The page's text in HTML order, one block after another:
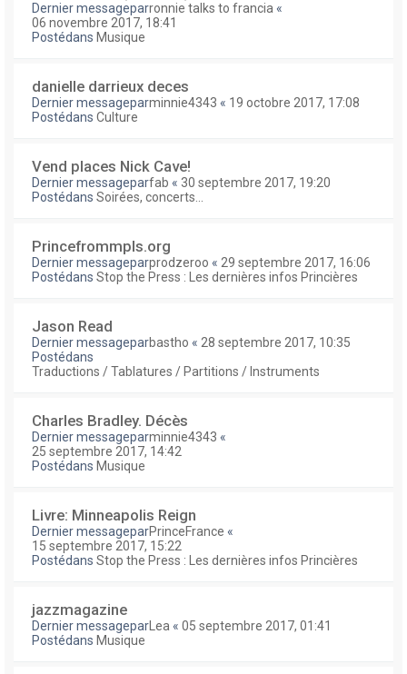
Dernier messageparronnie talks to francia «
06 novembre 2017, 18:41
Postédans Musique
danielle darrieux deces
Dernier messageparminnie4343 « 19 octobre 2017, 17:08
Postédans Culture
Vend places Nick Cave!
Dernier messageparfab « 30 septembre 2017, 19:20
Postédans Soirées, concerts...
Princefrommpls.org
Dernier messageparprodzeroo « 29 septembre 2017, 16:06
Postédans Stop the Press : Les dernières infos Princières
Jason Read
Dernier messageparbastho « 28 septembre 2017, 10:35
Postédans
Traductions / Tablatures / Partitions / Instruments
Charles Bradley. Décès
Dernier messageparminnie4343 «
25 septembre 2017, 14:42
Postédans Musique
Livre: Minneapolis Reign
Dernier messageparPrinceFrance «
15 septembre 2017, 15:22
Postédans Stop the Press : Les dernières infos Princières
jazzmagazine
Dernier messagepar Lea « 05 septembre 2017, 01:41
Postédans Musique